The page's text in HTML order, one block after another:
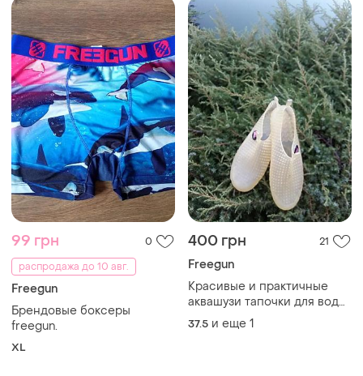
99 грн
0
распродажа до 10 авг.
Freegun
Брендовые боксеры
freegun.
XL
400 грн 21
Freegun
Красивые и практичные
аквашузи тапочки для воды.
швейцария.
37.5 и еще 1